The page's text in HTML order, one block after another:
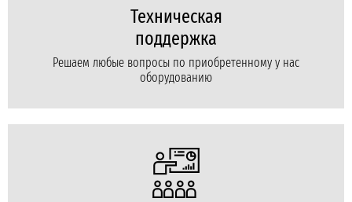
Техническая
поддержка
Решаем любые вопросы по приобретенному у нас
оборудованию